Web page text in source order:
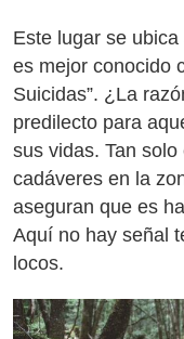
Este lugar se
es mejor conocido
Suicidas”. ¿La
predilecto para
sus vidas. Tan
cadáveres en la
aseguran que es
Aquí no hay señal
locos.